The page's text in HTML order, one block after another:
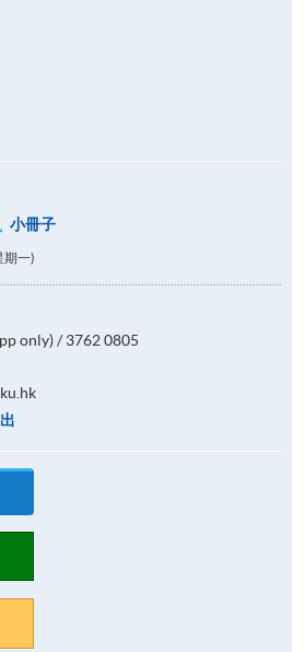
小冊子
期一)
only) / 3762 0805